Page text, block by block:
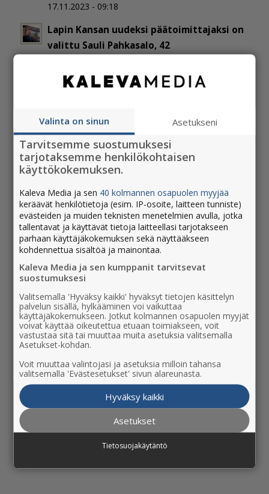
17.11.2023 - 09:18
Lapin Kansan uudeksi päätoimittajaksi on
valittu Sauli Pahkasalo, 42
AVAINSANAT
blogit hyväntekeväisyys ihmiset
joululahja
joulutervehdys
kaleva lahjakortti lapinkansa
lehdet
liiketoiminta
lorien nimitysuutinen
palkinnot
podcast päätoimittaja radio 1899
rantalakeus
sanna keskinen
yhteysongelma
yritysostot
KATEGORIAT
Kaleva Media
Markkinointipalvelut
Mediat
Valinta on sinun Asetukseni
Tarvitsemme suostumuksesi
tarjotaksemme henkilökohtaisen
käyttökokemuksen.
Kaleva Media ja sen 40 kolmannen osapuolen myyjää
keräävät henkilötietoja (esim. IP-osoite, laitteen tunniste)
evästeiden ja muiden teknisten menetelmien avulla, jotka
tallentavat ja käyttävät tietoja laitteellasi tarjotakseen
parhaan käyttäjäkokemuksen sekä näyttääkseen
kohdennettua sisältöä ja mainontaa.
Kaleva Media ja sen kumppanit tarvitsevat
suostumuksesi
Valitsemalla 'Hyväksy kaikki' hyväksyt tietojen käsittelyn
palvelun sisällä, hylkääminen voi vaikuttaa
käyttäjäkokemukseen. Jotkut kolmannen osapuolen myyjät
voivat käyttää oikeutettua etuaan toimiakseen, voit
vastustaa sitä tai muuttaa muita asetuksia valitsemalla
Asetukset-kohdan.
Voit muuttaa valintojasi ja asetuksia milloin tahansa
valitsemalla 'Evästesetukset' sivun alareunasta.
Hyväksy kaikki
Asetukset
Tietosuojakäytäntö